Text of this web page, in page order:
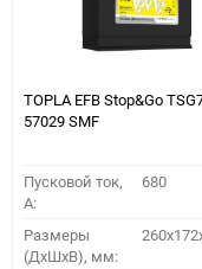
TOPLA EFB Stop&Go
57029 SMF
Пусковой ток,
A:
680
Размеры
(ДхШхВ), мм: